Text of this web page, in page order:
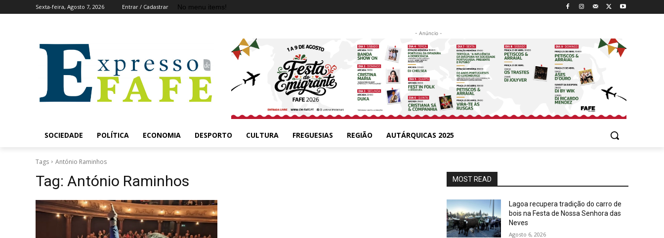
Sexta-feira, Agosto 7, 2026 Entrar / Cadastrar No menu items!
- Anúncio -
SOCIEDADE POLÍTICA ECONOMIA DESPORTO CULTURA FREGUESIAS REGIÃO AUTÁRQUICAS 2025
Tags António Raminhos
Tag: António Raminhos MOST READ
Lagoa recupera tradição do carro de
bois na Festa de Nossa Senhora das
Neves
Agosto 6, 2026